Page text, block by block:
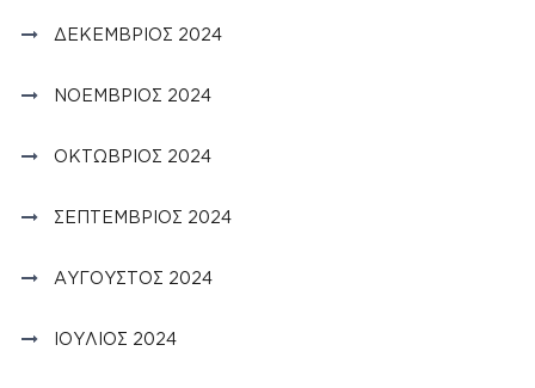
ΔΕΚΈΜΒΡΙΟΣ 2024
ΝΟΈΜΒΡΙΟΣ 2024
ΟΚΤΏΒΡΙΟΣ 2024
ΣΕΠΤΈΜΒΡΙΟΣ 2024
ΑΎΓΟΥΣΤΟΣ 2024
ΙΟΎΛΙΟΣ 2024